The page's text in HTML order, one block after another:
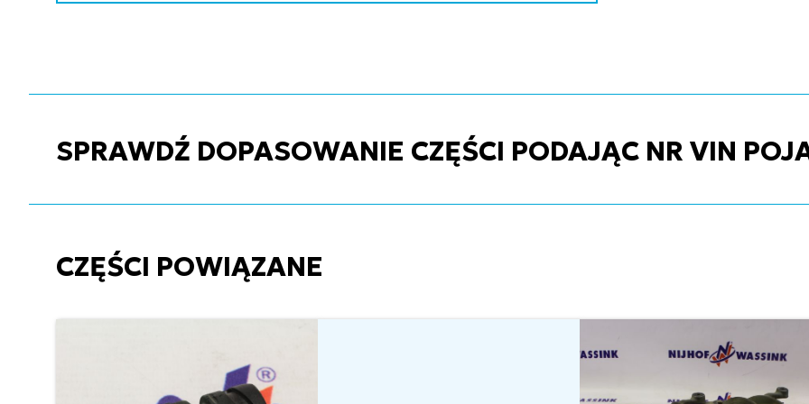
SPRAWDŹ DOPASOWANIE CZĘŚCI PODAJĄC NR VIN
CZĘŚCI POWIĄZANE